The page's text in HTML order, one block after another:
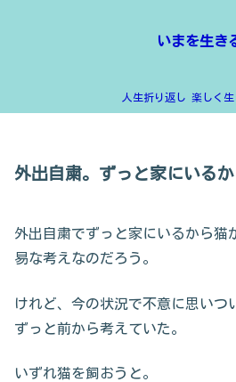
いまを生き
人生折り返し 楽しく
外出自粛。ずっと家にいる
外出自粛でずっと家にいるから猫
易な考えなのだろう。
けれど、今の状況で不意に思いつ
ずっと前から考えていた。
いずれ猫を飼おうと。